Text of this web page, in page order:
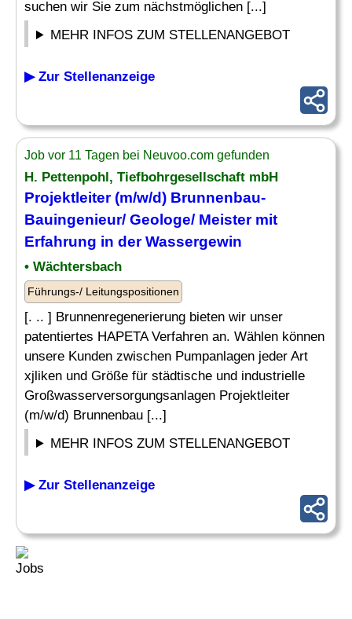
suchen wir Sie zum nächstmöglichen [...]
MEHR INFOS ZUM STELLENANGEBOT
▶ Zur Stellenanzeige
Job vor 11 Tagen bei Neuvoo.com gefunden
H. Pettenpohl, Tiefbohrgesellschaft mbH
Projektleiter (m/w/d) Brunnenbau-
Bauingenieur/ Geologe/ Meister mit
Erfahrung in der Wassergewin
• Wächtersbach
Führungs-/ Leitungspositionen
[. .. ] Brunnenregenerierung bieten wir unser
patentiertes HAPETA Verfahren an. Wählen können
unsere Kunden zwischen Pumpanlagen jeder Art
xjliken und Größe für städtische und industrielle
Großwasserversorgungsanlagen Projektleiter
(m/w/d) Brunnenbau [...]
MEHR INFOS ZUM STELLENANGEBOT
▶ Zur Stellenanzeige